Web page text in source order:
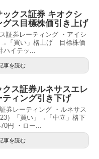
ックス証券 キオクシ
ス目標株価引き上げ
証券レーティング ・アイシ
「買い」格上げ 目標株価
ハイテッ...
事を読む
ス証券ルネサスエレ
ィング引き下げ
券レーティング ・ルネサス
）「買い」→「中立」格下
円 ・ロー...
事を読む